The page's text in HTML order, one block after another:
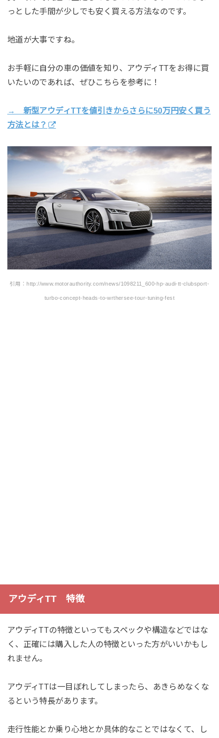
っとした手間が少しでも安く買える方法なのです。
地道が大事ですね。
お手軽に自分の車の価値を知り、アウディTTをお得に買
いたいのであれば、ぜひこちらを参考に！
→ 新型アウディTTを値引きからさらに50万円安く買う
方法とは？
引用：http://www.motorauthority.com/news/1098211_600-hp-audi-tt-clubsport-
turbo-concept-heads-to-wrthersee-tour-tuning-fest
アウディTT 特徴
アウディTTの特徴といってもスペックや構造などではな
く、正確には購入した人の特徴といった方がいいかもし
れません。
アウディTTは一目ぼれしてしまったら、あきらめなくな
るという特長があります。
走行性能とか乗り心地とか具体的なことではなくて、し